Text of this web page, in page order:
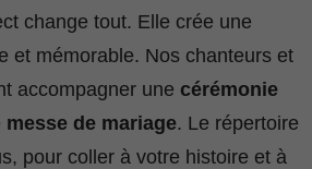
change tout. Elle crée une
et mémorable. Nos chanteurs et
accompagner une cérémonie
messe de mariage. Le répertoire
pour coller à votre histoire et à